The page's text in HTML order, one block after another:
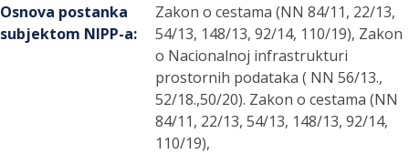
Osnova postanka
subjektom NIPP-a:
Zakon o cestama (NN 84/11, 22/13,
54/13, 148/13, 92/14, 110/19), Zakon
o Nacionalnoj infrastrukturi
prostornih podataka ( NN 56/13.,
52/18.,50/20). Zakon o cestama (NN
84/11, 22/13, 54/13, 148/13, 92/14,
110/19),